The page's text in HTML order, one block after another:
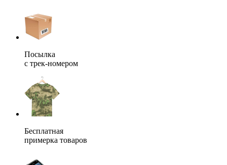
Посылка
с трек-номером
Бесплатная
примерка товаров